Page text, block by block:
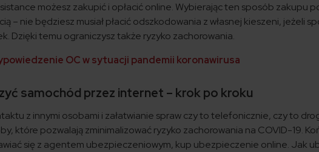
możesz zakupić i opłacić online. Wybierając ten sposób zakupu
– nie będziesz musiał płacić odszkodowania z własnej kieszeni, jeżeli
Dzięki temu ograniczysz także ryzyko zachorowania.
OC w sytuacji pandemii koronawirusa
samochód przez internet – krok po kroku
z innymi osobami i załatwianie spraw czy to telefonicznie, czy to
które pozwalają zminimalizować ryzyko zachorowania na COVID-19.
się z agentem ubezpieczeniowym, kup ubezpieczenie online. Jak